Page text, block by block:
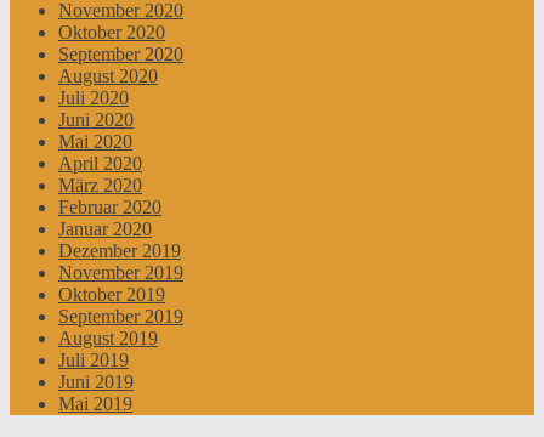
November 2020
Oktober 2020
September 2020
August 2020
Juli 2020
Juni 2020
Mai 2020
April 2020
März 2020
Februar 2020
Januar 2020
Dezember 2019
November 2019
Oktober 2019
September 2019
August 2019
Juli 2019
Juni 2019
Mai 2019